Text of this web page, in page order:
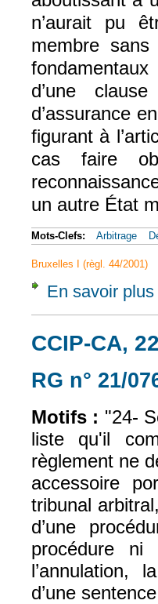
n’aurait pu
membre
d’une
d’assurance
figurant à
cas faire
un autre État
Mots-Clefs: Arbitrage
Bruxelles I (règl. 44/2001)
En savoir plus
CCIP-CA,
RG n° 21/
Motifs : "24-
liste qu'il
règlement ne
accessoire
tribunal
d’une
procédure
l’annulation,
d’une